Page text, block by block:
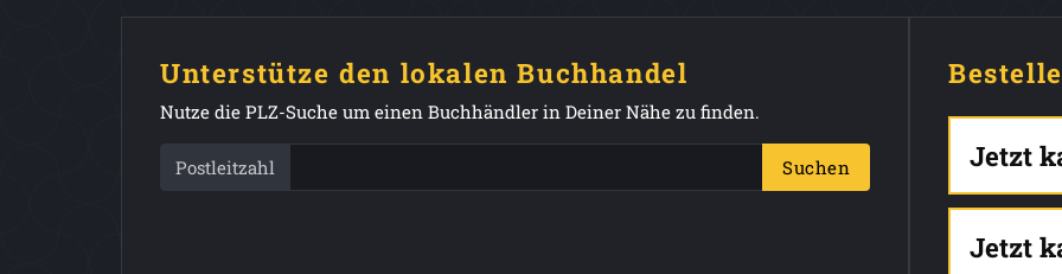
Unterstütze den lokalen Buchhandel
Nutze die PLZ-Suche um einen Buchhändler in Deiner Nähe zu finden.
Postleitzahl Suchen Jetzt
Jetzt